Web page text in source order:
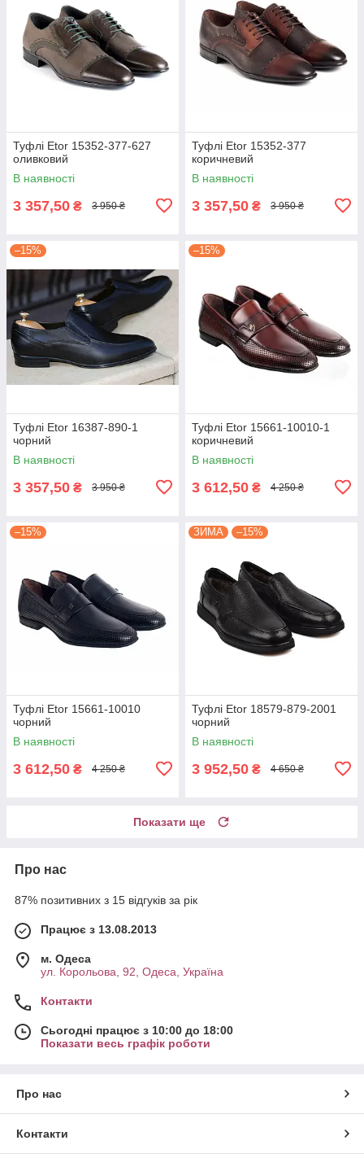
Туфлі Etor 15352-377-627
оливковий
В наявності
3 357,50 ₴ 3 950 ₴
Туфлі Etor 15352-377
коричневий
В наявності
3 357,50 ₴ 3 950 ₴
–15%
Туфлі Etor 16387-890-1
чорний
В наявності
3 357,50 ₴ 3 950 ₴
–15%
Туфлі Etor 15661-10010-1
коричневий
В наявності
3 612,50 ₴ 4 250 ₴
–15%
Туфлі Etor 15661-10010
чорний
В наявності
3 612,50 ₴ 4 250 ₴
ЗИМА –15%
Туфлі Etor 18579-879-2001
чорний
В наявності
3 952,50 ₴ 4 650 ₴
Показати ще
Про нас
87% позитивних з 15 відгуків за рік
Працює з 13.08.2013
м. Одеса
ул. Корольова, 92, Одеса, Україна
Контакти
Сьогодні працює з 10:00 до 18:00
Показати весь графік роботи
Про нас
Контакти